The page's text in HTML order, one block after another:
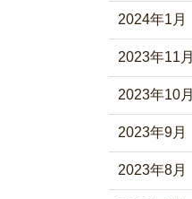
2024年1月
2023年11月
2023年10月
2023年9月
2023年8月